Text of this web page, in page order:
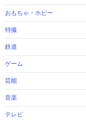
おもちゃ・ホビー
特撮
鉄道
ゲーム
芸能
音楽
テレビ